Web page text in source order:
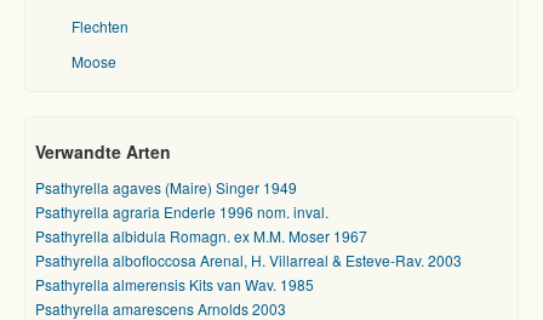
Flechten
Moose
Verwandte Arten
Psathyrella agaves (Maire) Singer 1949
Psathyrella agraria Enderle 1996 nom. inval.
Psathyrella albidula Romagn. ex M.M. Moser 1967
Psathyrella albofloccosa Arenal, H. Villarreal & Esteve-Rav. 2003
Psathyrella almerensis Kits van Wav. 1985
Psathyrella amarescens Arnolds 2003